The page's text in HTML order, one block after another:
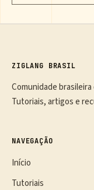
ZIGLANG BRASIL
Comunidade
Tutoriais, artigos e
NAVEGAÇÃO
Início
Tutoriais